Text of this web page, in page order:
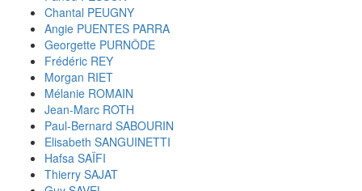
Chantal PEUGNY
Angie PUENTES PARRA
Georgette PURNÔDE
Frédéric REY
Morgan RIET
Mélanie ROMAIN
Jean-Marc ROTH
Paul-Bernard SABOURIN
Elisabeth SANGUINETTI
Hafsa SAÏFI
Thierry SAJAT